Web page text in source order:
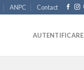
ANPC Contact
AUTENTIFICARE